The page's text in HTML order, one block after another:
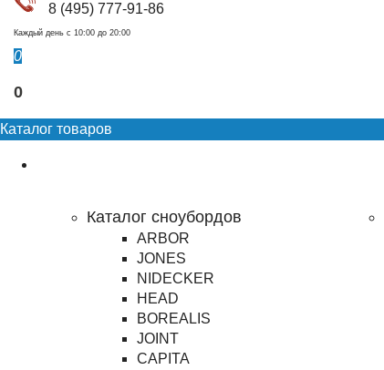
8 (495) 777-91-86
Каждый день c 10:00 до 20:00
0
0
Каталог товаров
Каталог сноубордов
ARBOR
JONES
NIDECKER
HEAD
BOREALIS
JOINT
CAPITA